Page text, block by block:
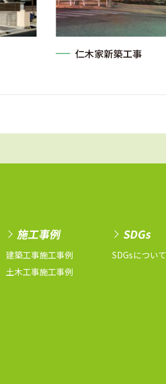
仁木家新築工事
施工事例
建築工事施工事例
土木工事施工事例
SDGs
SDGsについて